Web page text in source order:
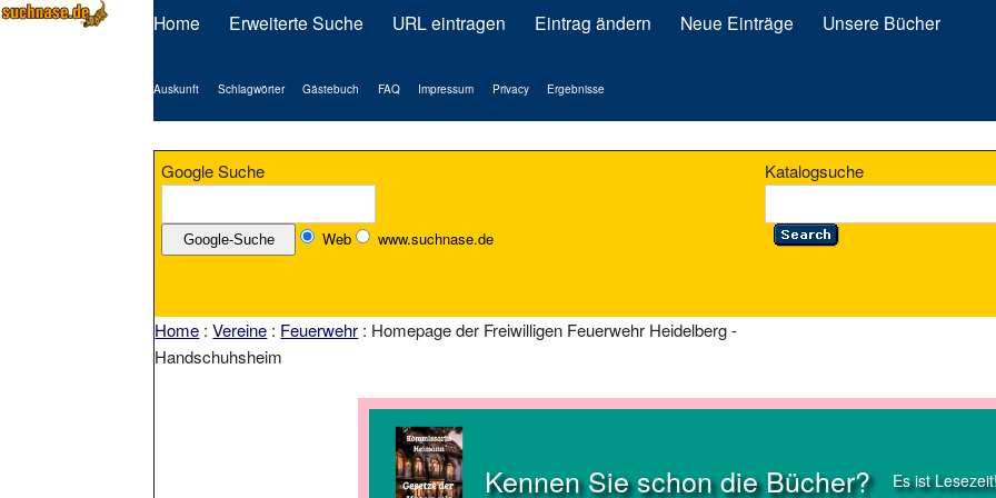
Home Erweiterte Suche URL eintragen Eintrag ändern Neue Einträge Unsere Bücher
Auskunft Schlagwörter Gästebuch FAQ Impressum Privacy Ergebnisse
Google Suche
Web www.suchnase.de
Katalogsuche
Home :Vereine : Feuerwehr : Homepage der Freiwilligen Feuerwehr Heidelberg -
Handschuhsheim
Kennen Sie schon die Bücher? Es ist